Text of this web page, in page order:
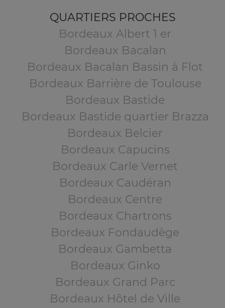
QUARTIERS PROCHES
Bordeaux Albert 1 er
Bordeaux Bacalan
Bordeaux Bacalan Bassin à Flot
Bordeaux Barrière de Toulouse
Bordeaux Bastide
Bordeaux Bastide quartier Brazza
Bordeaux Belcier
Bordeaux Capucins
Bordeaux Carle Vernet
Bordeaux Caudéran
Bordeaux Centre
Bordeaux Chartrons
Bordeaux Fondaudège
Bordeaux Gambetta
Bordeaux Ginko
Bordeaux Grand Parc
Bordeaux Hôtel de Ville